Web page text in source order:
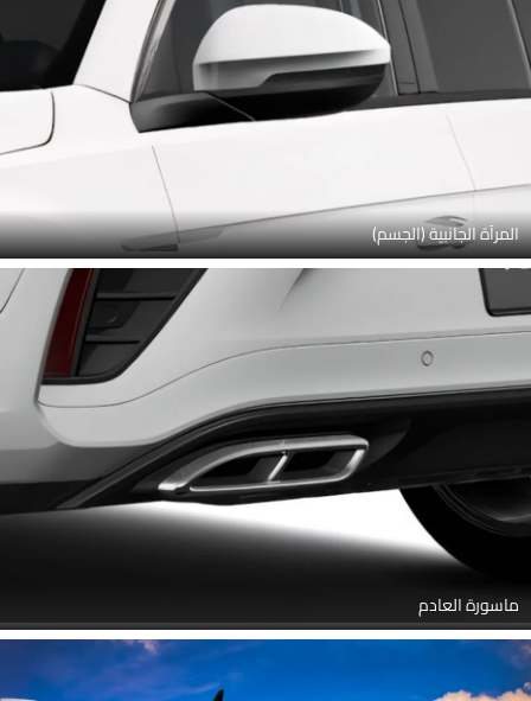
المرآة الجانبية (الجسم)
ماسورة العادم